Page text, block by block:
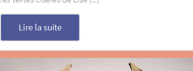
Lire la suite